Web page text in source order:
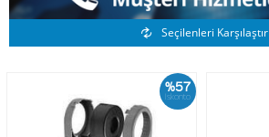
Benzer Ürünler
Seçilenleri Karşılaştır
%57
İskonto